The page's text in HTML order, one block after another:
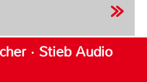
· Stieb Audio